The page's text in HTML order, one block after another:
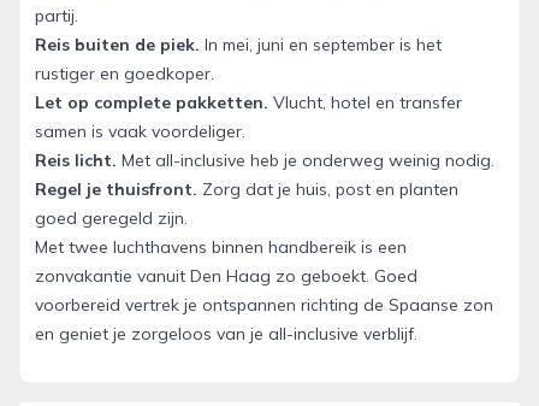
partij.
Reis buiten de piek. In mei, juni en september is het
rustiger en goedkoper.
Let op complete pakketten. Vlucht, hotel en transfer
samen is vaak voordeliger.
Reis licht. Met all-inclusive heb je onderweg weinig nodig.
Regel je thuisfront. Zorg dat je huis, post en planten
goed geregeld zijn.
Met twee luchthavens binnen handbereik is een
zonvakantie vanuit Den Haag zo geboekt. Goed
voorbereid vertrek je ontspannen richting de Spaanse zon
en geniet je zorgeloos van je all-inclusive verblijf.